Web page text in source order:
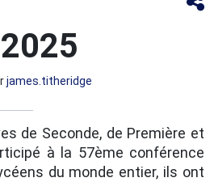
james.titheridge
de Seconde, de Première et
à la 57ème conférence
du monde entier, ils ont